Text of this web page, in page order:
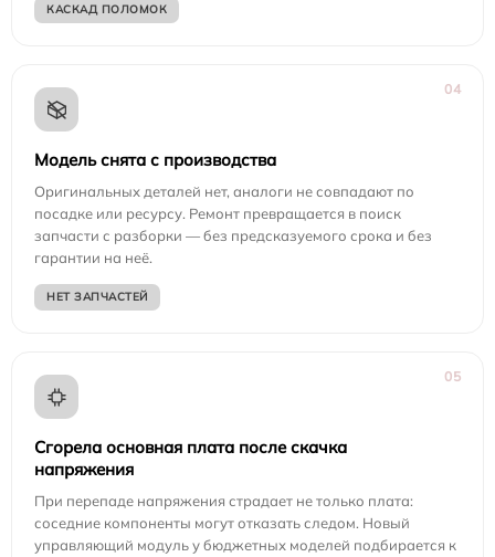
КАСКАД ПОЛОМОК
04
Модель снята с производства
Оригинальных деталей нет, аналоги не совпадают по
посадке или ресурсу. Ремонт превращается в поиск
запчасти с разборки — без предсказуемого срока и без
гарантии на неё.
НЕТ ЗАПЧАСТЕЙ
05
Сгорела основная плата после скачка
напряжения
При перепаде напряжения страдает не только плата:
соседние компоненты могут отказать следом. Новый
управляющий модуль у бюджетных моделей подбирается к